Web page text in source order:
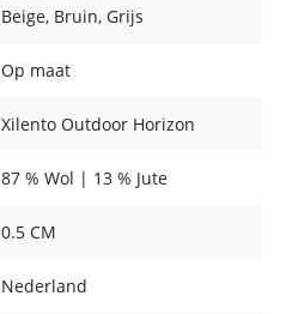
Beige, Bruin, Grijs
Op maat
Xilento Outdoor Horizon
87 % Wol | 13 % Jute
0.5 CM
Nederland